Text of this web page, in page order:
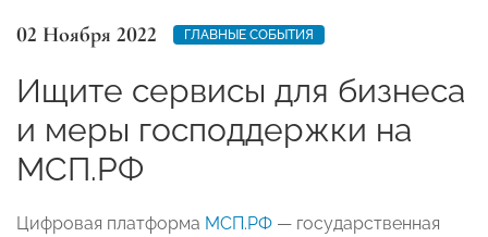
02 Ноября 2022 ГЛАВНЫЕ СОБЫТИЯ
Ищите сервисы для бизнеса
и меры господдержки на
МСП.РФ
Цифровая платформа МСП.РФ — государственная